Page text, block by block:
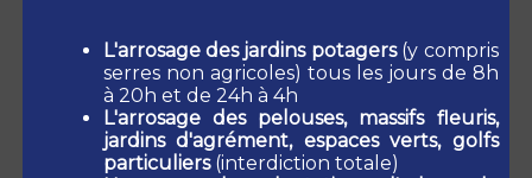
publié le 06/07/2022 à 14:29
2011(33Ko)
publié le 06/07/2022 à 14:29
2004(33Ko)
publié le 06/07/2022 à 14:29
L'arrosage des jardins potagers(y compris
serres non agricoles) tous les jours de 8h
à 20h et de 24h à 4h
L'arrosage des pelouses, massifs fleuris,
jardins d'agrément, espaces verts, golfs
particuliers(interdiction totale)